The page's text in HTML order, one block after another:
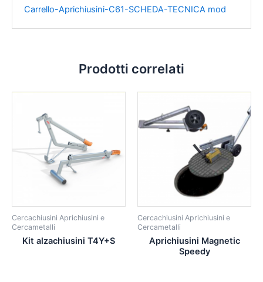
Carrello-Aprichiusini-C61-SCHEDA-TECNICA mod
Prodotti correlati
Cercachiusini Aprichiusini e
Cercametalli
Kit alzachiusini T4Y+S
Cercachiusini Aprichiusini e
Cercametalli
Aprichiusini Magnetic
Speedy